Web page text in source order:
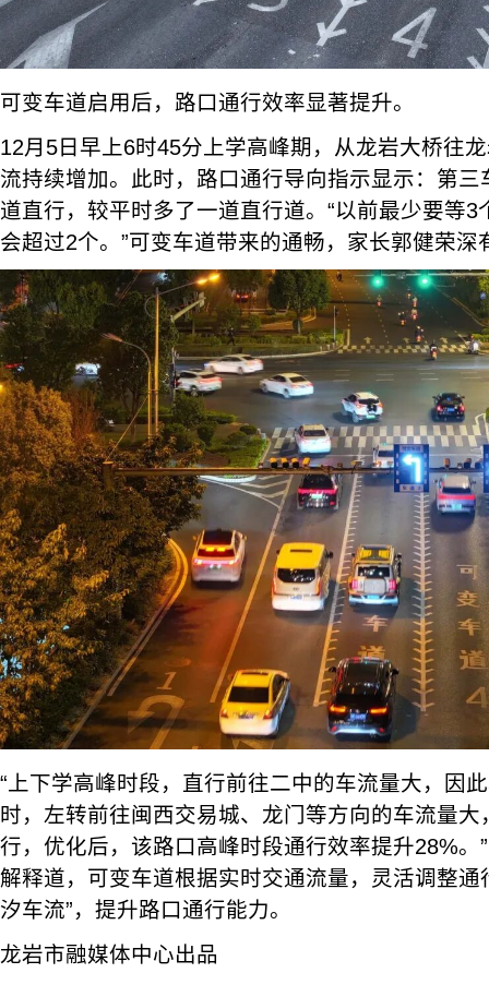
可变车道启用后，路口通行效率显著提升。
12月5日早上6时45分上学高峰期，从龙岩大桥往
流持续增加。此时，路口通行导向指示显示：第
道直行，较平时多了一道直行道。“以前最少要等3
会超过2个。”可变车道带来的通畅，家长郭健荣深
“上下学高峰时段，直行前往二中的车流量大，因
时，左转前往闽西交易城、龙门等方向的车流量
行，优化后，该路口高峰时段通行效率提升28%。
解释道，可变车道根据实时交通流量，灵活调整通
汐车流”，提升路口通行能力。
龙岩市融媒体中心出品